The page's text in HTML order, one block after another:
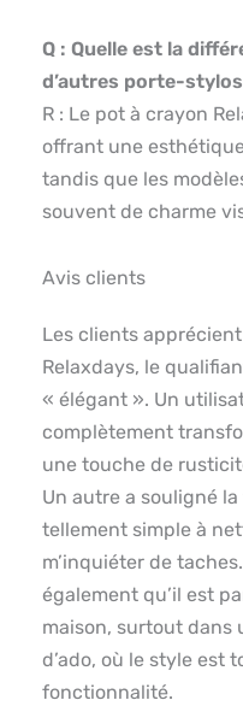
Q : Quelle est la
d’autres porte-
R : Le pot à crayon
offrant une
tandis que les
souvent de charme
Avis clients
Les clients
Relaxdays, le
« élégant ». Un
complètement
une touche de
Un autre a souligné
tellement simple à
m’inquiéter de
également qu’il est
maison, surtout dans
d’ado, où le style est
fonctionnalité.